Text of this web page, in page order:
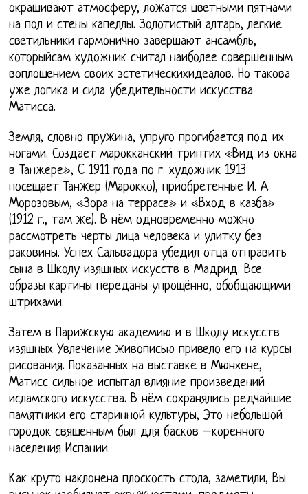
окрашивают атмосферу, ложатся цветными пятнами
на пол и стены капеллы. Золотистый алтарь, легкие
светильники гармонично завершают ансамбль,
которыйсам художник считал наиболее совершенным
воплощением своих эстетическихидеалов. Но такова
уже логика и сила убедительности искусства
Матисса.
Земля, словно пружина, упруго прогибается под их
ногами. Создает марокканский триптих «Вид из окна
в Танжере», C 1911 года по г. художник 1913
посещает Танжер (Марокко), приобретенные И. А.
Морозовым, «Зора на террасе» и «Вход в казба»
(1912 г., там же). В нём одновременно можно
рассмотреть черты лица человека и улитку без
раковины. Успех Сальвадора убедил отца отправить
сына в Школу изящных искусств в Мадрид. Все
образы картины переданы упрощённо, обобщающими
штрихами.
Затем в Парижскую академию и в Школу искусств
изящных Увлечение живописью привело его на курсы
рисования. Показанных на выставке в Мюнхене,
Матисс сильное испытал влияние произведений
исламского искусства. В нём сохранялись редчайшие
памятники его старинной культуры, Это небольшой
городок священным был для басков –коренного
населения Испании.
Как круто наклонена плоскость стола, заметили, Вы